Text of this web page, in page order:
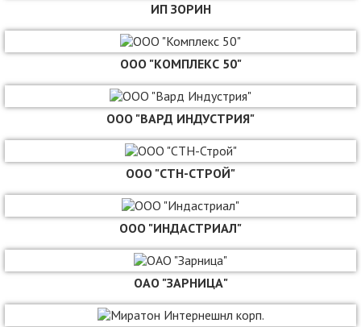
ИП ЗОРИН
ООО "КОМПЛЕКС 50"
ООО "ВАРД ИНДУСТРИЯ"
ООО "СТН-СТРОЙ"
ООО "ИНДАСТРИАЛ"
ОАО "ЗАРНИЦА"